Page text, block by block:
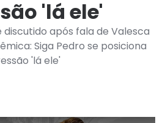
'lá ele'
após fala de Valesca
Siga Pedro se posiciona
'lá ele'